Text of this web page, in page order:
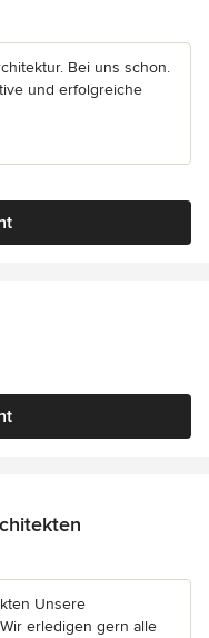
Bei uns schon.
und erfolgreiche
Sternen
Unsere
erledigen gern alle